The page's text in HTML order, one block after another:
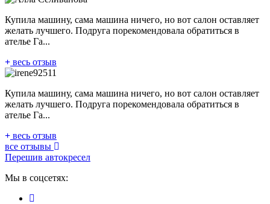
Купила машину, сама машина ничего, но вот салон оставляет
желать лучшего. Подруга порекомендовала обратиться в
ателье Га...
весь отзыв
Купила машину, сама машина ничего, но вот салон оставляет
желать лучшего. Подруга порекомендовала обратиться в
ателье Га...
весь отзыв
все отзывы
Перешив автокресел
Мы в соцсетях: